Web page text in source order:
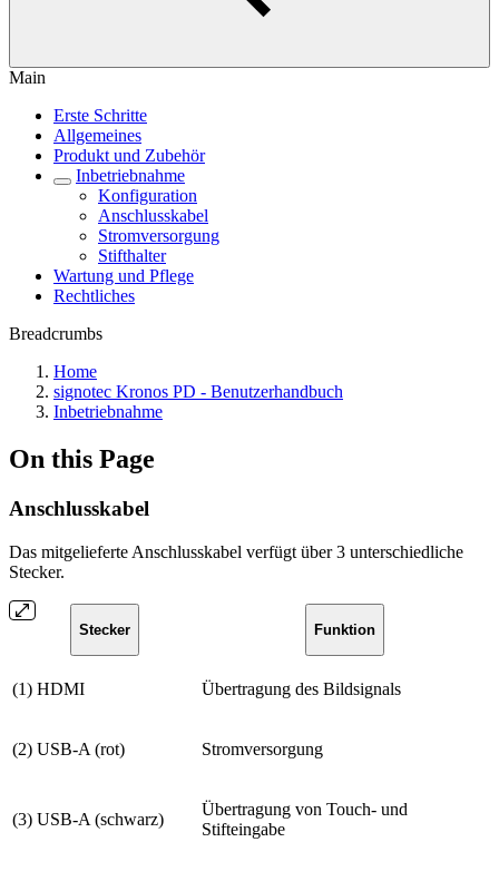
Main
Erste Schritte
Allgemeines
Produkt und Zubehör
Inbetriebnahme
Konfiguration
Anschlusskabel
Stromversorgung
Stifthalter
Wartung und Pflege
Rechtliches
Breadcrumbs
Home
signotec Kronos PD - Benutzerhandbuch
Inbetriebnahme
On this Page
Anschlusskabel
Das mitgelieferte Anschlusskabel verfügt über 3 unterschiedliche
Stecker.
Stecker Funktion
(1) HDMI Übertragung des Bildsignals
(2) USB-A (rot) Stromversorgung
(3) USB-A (schwarz)
Übertragung von Touch- und
Stifteingabe